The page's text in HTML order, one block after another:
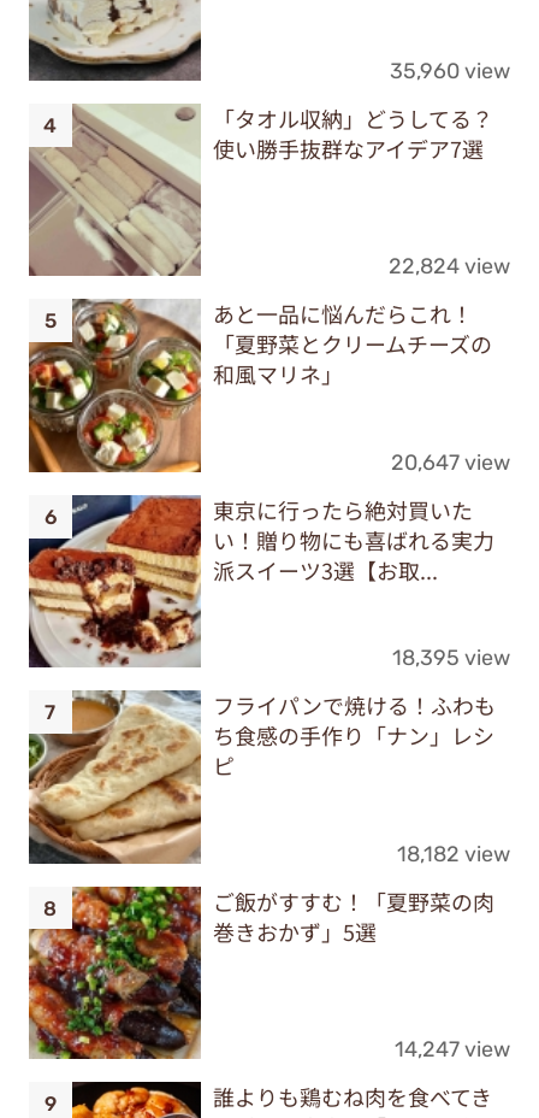
35,960 view
「タオル収納」どうしてる？
使い勝手抜群なアイデア7選
22,824 view
あと一品に悩んだらこれ！
「夏野菜とクリームチーズの
和風マリネ」
20,647 view
東京に行ったら絶対買いた
い！贈り物にも喜ばれる実力
派スイーツ3選【お取...
18,395 view
フライパンで焼ける！ふわも
ち食感の手作り「ナン」レシ
ピ
18,182 view
ご飯がすすむ！「夏野菜の肉
巻きおかず」5選
14,247 view
誰よりも鶏むね肉を食べてき